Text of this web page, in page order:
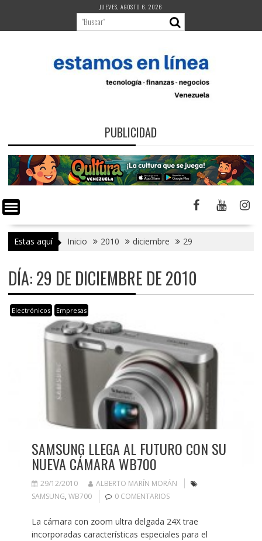
contenido
JUEVES, AGOSTO 6, 2026
PUBLICIDAD
Estas aquí Inicio 2010 diciembre 29
DÍA:29 DE DICIEMBRE DE 2010
Electrónicos Empresas
SAMSUNG LLEGA AL FUTURO CON SU
NUEVA CÁMARA WB700
29/12/2010
ALBERTO MARÍN MORÁN
SAMSUNG, WB700 0 COMENTARIOS
La cámara con zoom ultra delgada 24X trae
incorporadas características especiales para el